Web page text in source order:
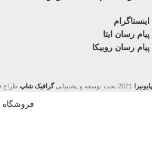
اینستاگرام
پیام رسان ایتا
پیام رسان روبیکا
پایونیرا 2021 تحت توسعه و پشتیبانی گرافیک شاپ .طراح
فروشگاه